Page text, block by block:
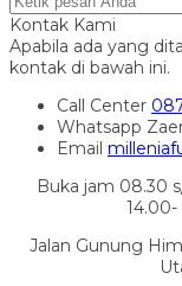
Kontak Kami
Apabila ada yang
kontak di bawah ini.
Call Center
Whatsapp
Email
Buka jam 08.30
Jalan Gunung